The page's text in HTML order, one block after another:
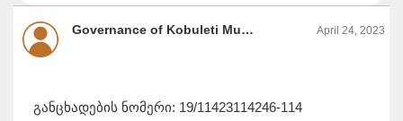
Governance of Kobuleti Municipality, Kobuleti Municipality City Hall April 24, 2023
განცხადების ნომერი: 19/11423114246-114